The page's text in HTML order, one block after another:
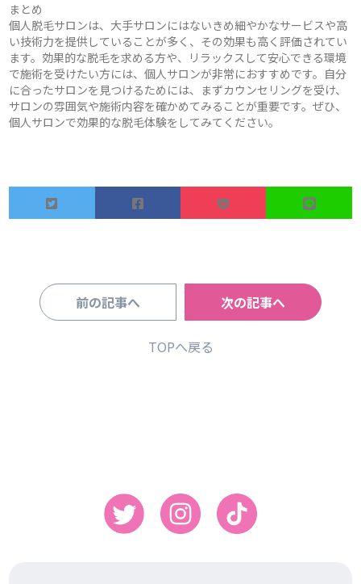
まとめ
個人脱毛サロンは、大手サロンにはないきめ細やかなサービスや高
い技術力を提供していることが多く、その効果も高く評価されてい
ます。効果的な脱毛を求める方や、リラックスして安心できる環境
で施術を受けたい方には、個人サロンが非常におすすめです。自分
に合ったサロンを見つけるためには、まずカウンセリングを受け、
サロンの雰囲気や施術内容を確かめてみることが重要です。ぜひ、
個人サロンで効果的な脱毛体験をしてみてください。
前の記事へ 次の記事へ
TOPへ戻る